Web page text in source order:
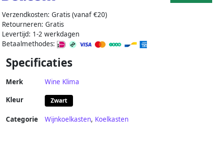
Verzendkosten: Gratis (vanaf €20)
Retourneren: Gratis
Levertijd: 1-2 werkdagen
Betaalmethodes:
Specificaties
Merk Wine Klima
Kleur Zwart
Categorie Wijnkoelkasten, Koelkasten